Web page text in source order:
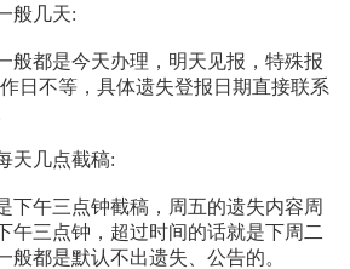
般几天:
般都是今天办理，明天见报，特殊报
日不等，具体遗失登报日期直接联系
天几点截稿:
下午三点钟截稿，周五的遗失内容周
午三点钟，超过时间的话就是下周二
般都是默认不出遗失、公告的。